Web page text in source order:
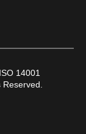
14001